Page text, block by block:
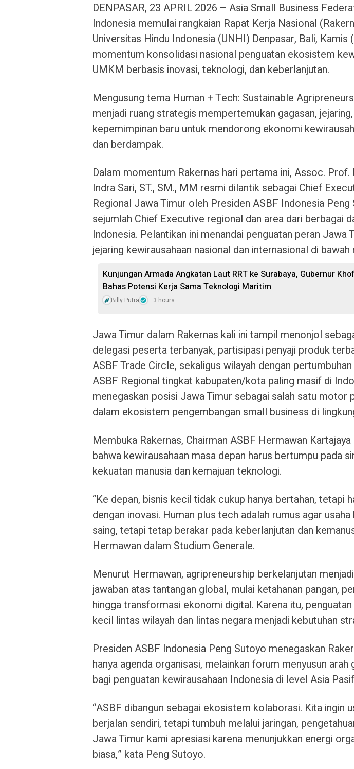
DENPASAR, 23 APRIL 2026 – Asia Small Business
Indonesia memulai rangkaian Rapat Kerja Nasional
Universitas Hindu Indonesia (UNHI) Denpasar, Bali, Kamis
momentum konsolidasi nasional penguatan ekosistem
UMKM berbasis inovasi, teknologi, dan keberlanjutan.
Mengusung tema Human + Tech: Sustainable
menjadi ruang strategis mempertemukan gagasan,
kepemimpinan baru untuk mendorong ekonomi
dan berdampak.
Dalam momentum Rakernas hari pertama ini, Assoc. Prof.
Indra Sari, ST., SM., MM resmi dilantik sebagai Chief
Regional Jawa Timur oleh Presiden ASBF Indonesia
sejumlah Chief Executive regional dan area dari berbagai
Indonesia. Pelantikan ini menandai penguatan peran Jawa
jejaring kewirausahaan nasional dan internasional di bawah
Kunjungan Armada Angkatan Laut RRT ke Surabaya, Gubernur
Bahas Potensi Kerja Sama Teknologi Maritim
Billy Putra 3 hours
Jawa Timur dalam Rakernas kali ini tampil menonjol
delegasi peserta terbanyak, partisipasi penyaji produk
ASBF Trade Circle, sekaligus wilayah dengan
ASBF Regional tingkat kabupaten/kota paling masif di
menegaskan posisi Jawa Timur sebagai salah satu motor
dalam ekosistem pengembangan small business di
Membuka Rakernas, Chairman ASBF Hermawan
bahwa kewirausahaan masa depan harus bertumpu pada
kekuatan manusia dan kemajuan teknologi.
“Ke depan, bisnis kecil tidak cukup hanya bertahan, tetapi
dengan inovasi. Human plus tech adalah rumus agar
saing, tetapi tetap berakar pada keberlanjutan dan
Hermawan dalam Studium Generale.
Menurut Hermawan, agripreneurship berkelanjutan
jawaban atas tantangan global, mulai ketahanan pangan,
hingga transformasi ekonomi digital. Karena itu,
kecil lintas wilayah dan lintas negara menjadi kebutuhan
Presiden ASBF Indonesia Peng Sutoyo menegaskan
hanya agenda organisasi, melainkan forum menyusun
bagi penguatan kewirausahaan Indonesia di level Asia
“ASBF dibangun sebagai ekosistem kolaborasi. Kita ingin
berjalan sendiri, tetapi tumbuh melalui jaringan,
Jawa Timur kami apresiasi karena menunjukkan energi
biasa,” kata Peng Sutoyo.